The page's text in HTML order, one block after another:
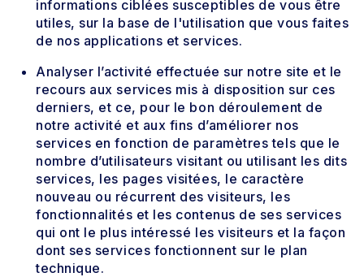
informations ciblées susceptibles de vous être
utiles, sur la base de l'utilisation que vous faites
de nos applications et services.
Analyser l’activité effectuée sur notre site et le
recours aux services mis à disposition sur ces
derniers, et ce, pour le bon déroulement de
notre activité et aux fins d’améliorer nos
services en fonction de paramètres tels que le
nombre d’utilisateurs visitant ou utilisant les dits
services, les pages visitées, le caractère
nouveau ou récurrent des visiteurs, les
fonctionnalités et les contenus de ses services
qui ont le plus intéressé les visiteurs et la façon
dont ses services fonctionnent sur le plan
technique.